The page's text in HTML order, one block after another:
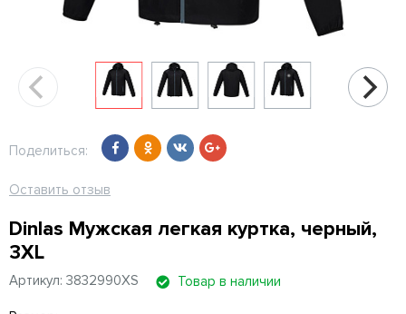
Поделиться:
Оставить отзыв
Dinlas Мужская легкая куртка, черный,
3XL
Артикул: 3832990XS Товар в наличии